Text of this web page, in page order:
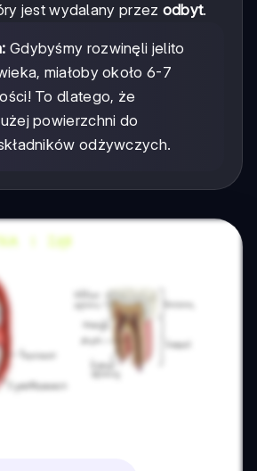
jest wydalany przez odbyt.
Gdybyśmy rozwinęli jelito
miałoby około 6-7
To dlatego, że
powierzchni do
odżywczych.